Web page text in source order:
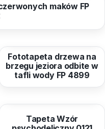
maków FP
od40,96 zł
Fototapeta drzewa na
brzegu jeziora odbite w
tafli wody FP 4899
od40,99 zł
Tapeta Wzór